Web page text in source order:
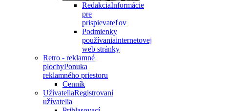
RedakciaInformácie
pre
prispievateľov
Podmienky
používaniainternetovej
web stránky
Retro - reklamné
plochyPonuka
reklamného priestoru
Cenník
UžívateliaRegistrovaní
užívatelia